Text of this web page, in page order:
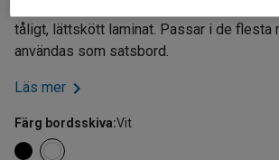
tåligt, lättskött laminat. Passar i de flesta
användas som satsbord.
Läs mer
Färg bordsskiva:Vit